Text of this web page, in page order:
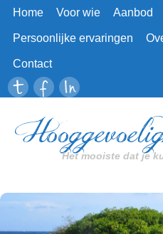
Home Voor wie Aanbod
Persoonlijke ervaringen
Contact
Het mooiste dat je